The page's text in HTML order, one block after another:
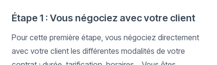
Étape 1 : Vous négociez avec votre client
Pour cette première étape, vous négociez directement
avec votre client les différentes modalités de votre